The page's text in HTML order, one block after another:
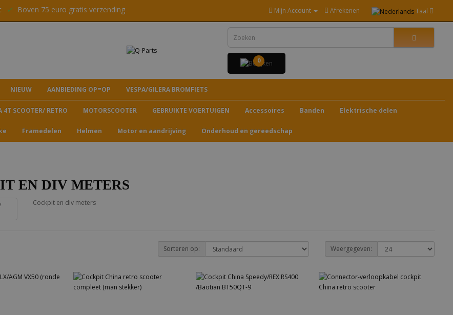
✔ Boven 75 euro gratis verzending Mijn Account Afrekenen Taal
0
NIEUW AANBIEDING OP=OP VESPA/GILERA BROMFIETS
4T SCOOTER/ RETRO MOTORSCOOTER GEBRUIKTE VOERTUIGEN Accessoires Banden Elektrische delen
Framedelen Helmen Motor en aandrijving Onderhoud en gereedschap
EN DIV METERS
Cockpit en div meters
Sorteren op: Weergegeven: